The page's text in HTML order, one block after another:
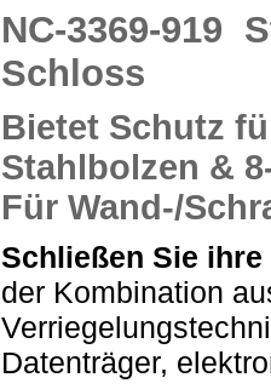
NC-3369-919
Schloss
Bietet Schutz
Stahlbolzen &
Für Wand-/
Schließen Sie
der Kombination
Datenträger,